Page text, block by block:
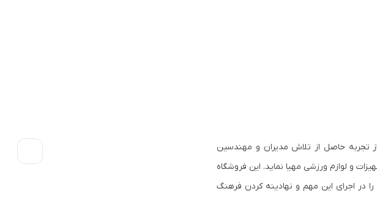
تجربه حاصل از تلاش مدیران و مهندسین
و لوازم ورزشی مهیا نماید. این فروشگاه
در اجرای این مهم و نهادینه کردن فرهنگ